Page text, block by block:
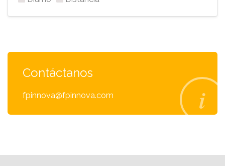
Contáctanos
fpinnova@fpinnova.com